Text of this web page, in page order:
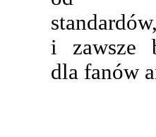
i zawsze
dla fanów